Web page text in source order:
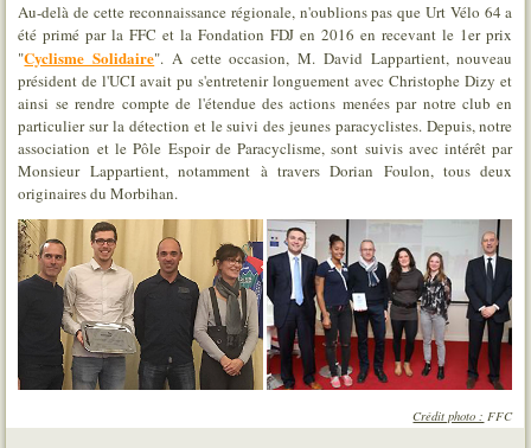
Au-delà de cette reconnaissance régionale, n'oublions pas que Urt Vélo 64 a
été primé par la FFC et la Fondation FDJ en 2016 en recevant le 1er prix
"Cyclisme Solidaire". A cette occasion, M. David Lappartient, nouveau
président de l'UCI avait pu s'entretenir longuement avec Christophe Dizy et
ainsi se rendre compte de l'étendue des actions menées par notre club en
particulier sur la détection et le suivi des jeunes paracyclistes. Depuis, notre
association et le Pôle Espoir de Paracyclisme, sont suivis avec intérêt par
Monsieur Lappartient, notamment à travers Dorian Foulon, tous deux
originaires du Morbihan.
Crédit photo : FFC